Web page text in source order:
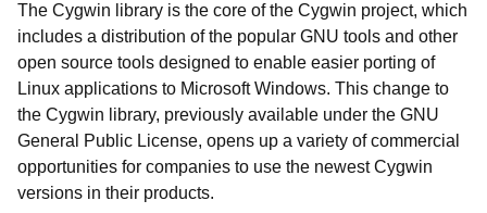
The Cygwin library is the core of the Cygwin project, which
includes a distribution of the popular GNU tools and other
open source tools designed to enable easier porting of
Linux applications to Microsoft Windows. This change to
the Cygwin library, previously available under the GNU
General Public License, opens up a variety of commercial
opportunities for companies to use the newest Cygwin
versions in their products.